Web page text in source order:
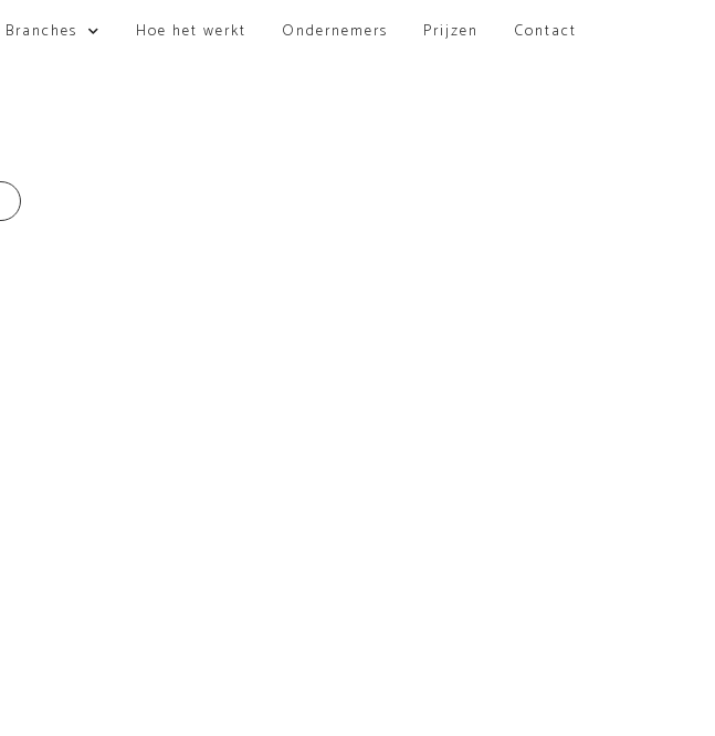
Branches Hoe het werkt Ondernemers Prijzen Contact